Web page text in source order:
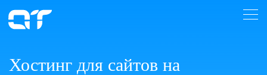
Хостинг для сайтов на